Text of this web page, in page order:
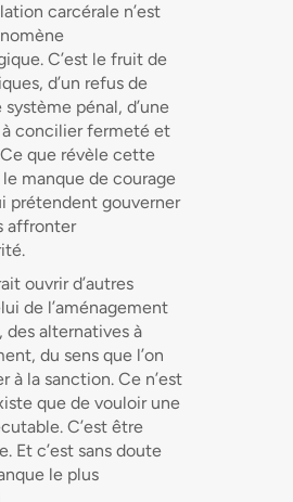
carcérale n’est
C’est le fruit de
d’un refus de
système pénal, d’une
concilier fermeté et
que révèle cette
le manque de courage
prétendent gouverner
affronter
ouvrir d’autres
de l’aménagement
des alternatives à
du sens que l’on
à la sanction. Ce n’est
que de vouloir une
C’est être
Et c’est sans doute
le plus